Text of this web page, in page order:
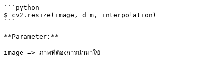
```python
$ cv2.resize(image, dim, interpolation)
```
**Parameter:**
image => ภาพที่ต้องการนำมาใช้